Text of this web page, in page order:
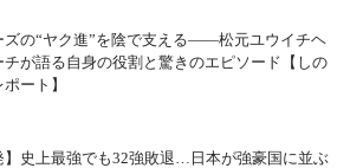
ズの“ヤク進”を陰で支える――松元ユウイチヘ
チが語る自身の役割と驚きのエピソード【しの
ート】
】史上最強でも32強敗退…日本が強豪国に並ぶ